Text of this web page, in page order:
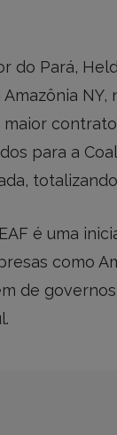
do Pará,
para a
é uma
como
de